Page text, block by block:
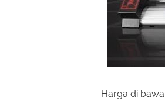
Harga di